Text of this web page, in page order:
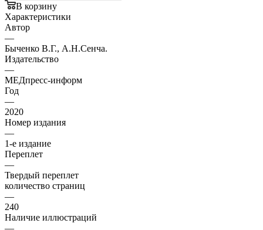
В корзину
Характеристики
Автор
—
Быченко В.Г., А.Н.Сенча.
Издательство
—
МЕДпресс-информ
Год
—
2020
Номер издания
—
1-е издание
Переплет
—
Твердый переплет
количество страниц
—
240
Наличие иллюстраций
—